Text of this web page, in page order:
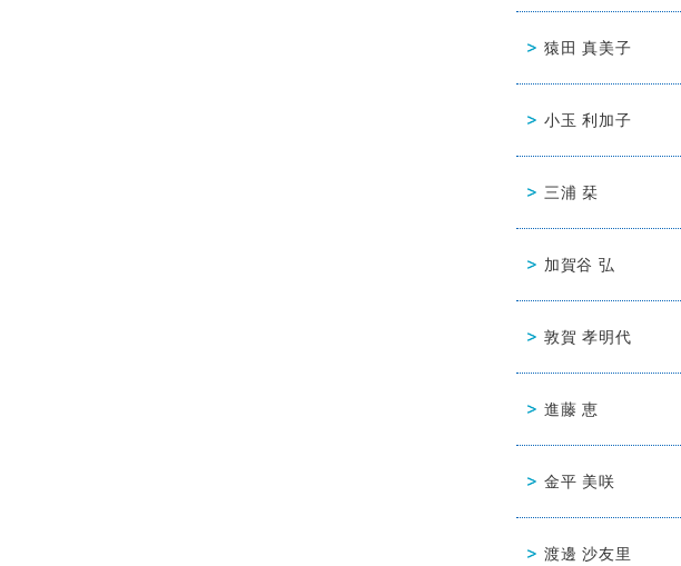
猿田 真美子
小玉 利加子
三浦 栞
加賀谷 弘
敦賀 孝明代
進藤 恵
金平 美咲
渡邊 沙友里